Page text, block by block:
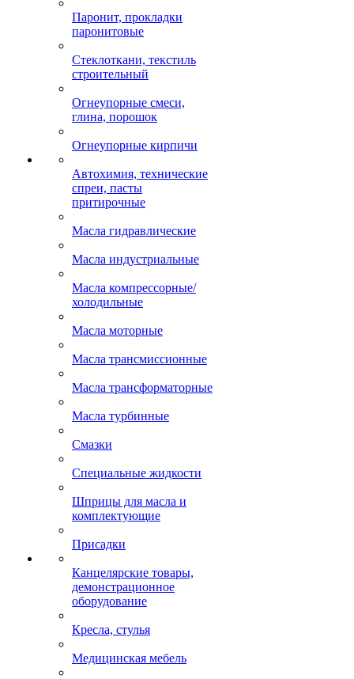
Паронит, прокладки
паронитовые
Стеклоткани, текстиль
строительный
Огнеупорные смеси,
глина, порошок
Огнеупорные кирпичи
Автохимия, технические
спреи, пасты
притирочные
Масла гидравлические
Масла индустриальные
Масла компрессорные/
холодильные
Масла моторные
Масла трансмиссионные
Масла трансформаторные
Масла турбинные
Смазки
Специальные жидкости
Шприцы для масла и
комплектующие
Присадки
Канцелярские товары,
демонстрационное
оборудование
Кресла, стулья
Медицинская мебель